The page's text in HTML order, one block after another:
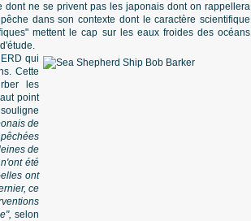
ne se privent pas les japonais dont on rappellera
dans son contexte dont le caractère scientifique
mettent le cap sur les eaux froides des océans
qui
Cette
les
point
de
de
été
ont
ce
selon